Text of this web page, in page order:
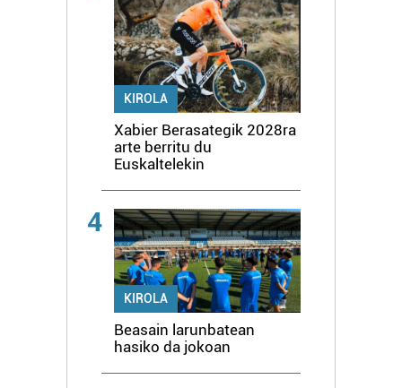
KIROLA
Xabier Berasategik 2028ra
arte berritu du
Euskaltelekin
4
KIROLA
Beasain larunbatean
hasiko da jokoan